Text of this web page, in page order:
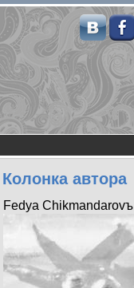
Колонка автора
Fedya Chikmandarovъ